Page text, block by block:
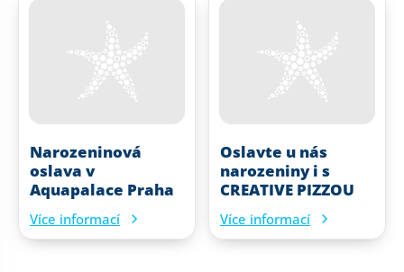
Narozeninová
oslava v
Aquapalace Praha
Více informací
Oslavte u nás
narozeniny i s
CREATIVE PIZZOU
Více informací